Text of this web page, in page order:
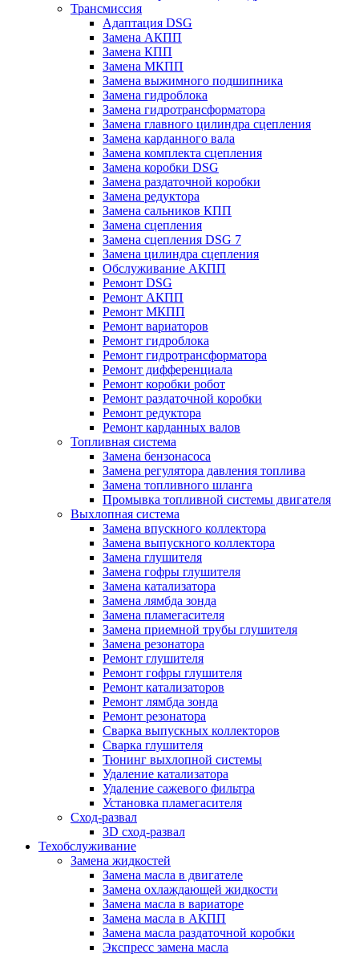
Трансмиссия
Адаптация DSG
Замена АКПП
Замена КПП
Замена МКПП
Замена выжимного подшипника
Замена гидроблока
Замена гидротрансформатора
Замена главного цилиндра сцепления
Замена карданного вала
Замена комплекта сцепления
Замена коробки DSG
Замена раздаточной коробки
Замена редуктора
Замена сальников КПП
Замена сцепления
Замена сцепления DSG 7
Замена цилиндра сцепления
Обслуживание АКПП
Ремонт DSG
Ремонт АКПП
Ремонт МКПП
Ремонт вариаторов
Ремонт гидроблока
Ремонт гидротрансформатора
Ремонт дифференциала
Ремонт коробки робот
Ремонт раздаточной коробки
Ремонт редуктора
Ремонт карданных валов
Топливная система
Замена бензонасоса
Замена регулятора давления топлива
Замена топливного шланга
Промывка топливной системы двигателя
Выхлопная система
Замена впускного коллектора
Замена выпускного коллектора
Замена глушителя
Замена гофры глушителя
Замена катализатора
Замена лямбда зонда
Замена пламегасителя
Замена приемной трубы глушителя
Замена резонатора
Ремонт глушителя
Ремонт гофры глушителя
Ремонт катализаторов
Ремонт лямбда зонда
Ремонт резонатора
Сварка выпускных коллекторов
Сварка глушителя
Тюнинг выхлопной системы
Удаление катализатора
Удаление сажевого фильтра
Установка пламегасителя
Сход-развал
3D сход-развал
Техобслуживание
Замена жидкостей
Замена масла в двигателе
Замена охлаждающей жидкости
Замена масла в вариаторе
Замена масла в АКПП
Замена масла раздаточной коробки
Экспресс замена масла